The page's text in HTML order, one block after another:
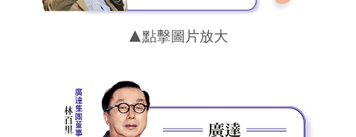
▲點擊圖片放大